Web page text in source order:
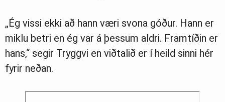
„Ég vissi ekki að hann væri svona góður. Hann er
miklu betri en ég var á þessum aldri. Framtíðin er
hans,“ segir Tryggvi en viðtalið er í heild sinni hér
fyrir neðan.